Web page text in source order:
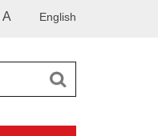
English
A